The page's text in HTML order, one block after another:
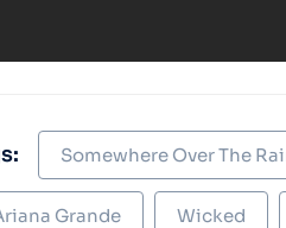
Somewhere Over The
Grande Wicked